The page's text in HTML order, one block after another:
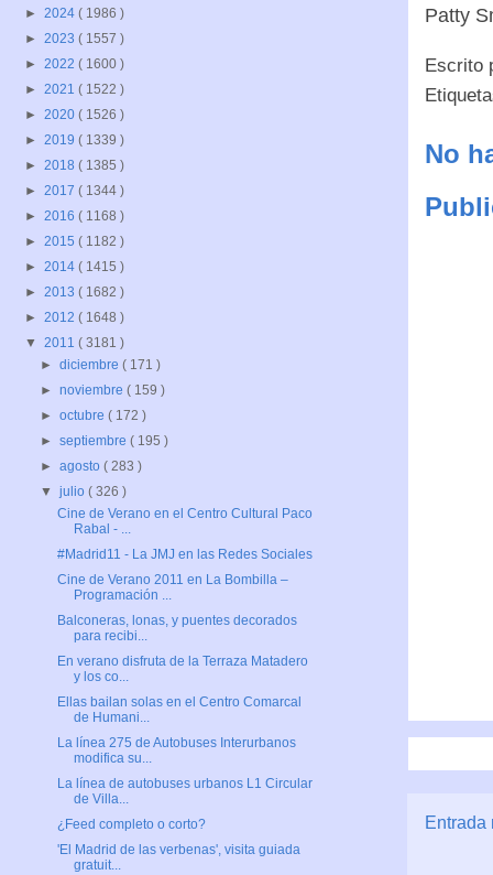
Patty
Escrito
No
Entrada
► 2024 ( 1986 )
► 2023 ( 1557 )
► 2022 ( 1600 )
► 2021 ( 1522 )
► 2020 ( 1526 )
► 2019 ( 1339 )
► 2018 ( 1385 )
► 2017 ( 1344 )
► 2016 ( 1168 )
► 2015 ( 1182 )
► 2014 ( 1415 )
► 2013 ( 1682 )
► 2012 ( 1648 )
▼ 2011 ( 3181 )
►diciembre( 171 )
►noviembre( 159 )
►octubre( 172 )
►septiembre( 195 )
►agosto( 283 )
▼julio( 326 )
Cine de Verano en el Centro Cultural Paco
Rabal - ...
#Madrid11 - La JMJ en las Redes Sociales
Cine de Verano 2011 en La Bombilla –
Programación ...
Balconeras, lonas, y puentes decorados
para recibi...
En verano disfruta de la Terraza Matadero
y los co...
Ellas bailan solas en el Centro Comarcal
de Humani...
La línea 275 de Autobuses Interurbanos
modifica su...
La línea de autobuses urbanos L1 Circular
de Villa...
¿Feed completo o corto?
'El Madrid de las verbenas', visita guiada
gratuit...